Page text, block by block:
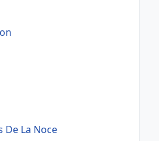
De La Noce